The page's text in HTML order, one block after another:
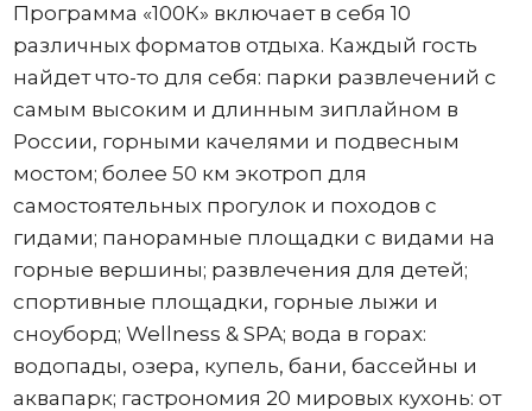
Программа «100К» включает в себя 10
различных форматов отдыха. Каждый гость
найдет что-то для себя: парки развлечений с
самым высоким и длинным зиплайном в
России, горными качелями и подвесным
мостом; более 50 км экотроп для
самостоятельных прогулок и походов с
гидами; панорамные площадки с видами на
горные вершины; развлечения для детей;
спортивные площадки, горные лыжи и
сноуборд; Wellness & SPA; вода в горах:
водопады, озера, купель, бани, бассейны и
аквапарк; гастрономия 20 мировых кухонь: от